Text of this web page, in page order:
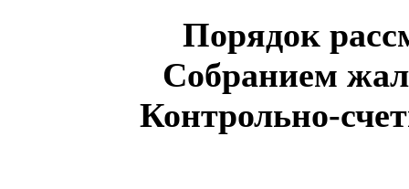
Порядок
Собранием
Контрольно-